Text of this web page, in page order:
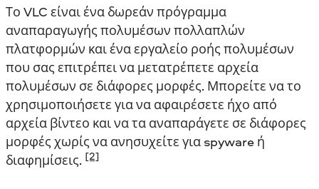
Το VLC είναι ένα δωρεάν πρόγραμμα
αναπαραγωγής πολυμέσων πολλαπλών
πλατφορμών και ένα εργαλείο ροής πολυμέσων
που σας επιτρέπει να μετατρέπετε αρχεία
πολυμέσων σε διάφορες μορφές. Μπορείτε να το
χρησιμοποιήσετε για να αφαιρέσετε ήχο από
αρχεία βίντεο και να τα αναπαράγετε σε διάφορες
μορφές χωρίς να ανησυχείτε για spyware ή
διαφημίσεις. [2]